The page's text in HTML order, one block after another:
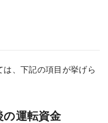
、下記の項目が挙げら
運転資金